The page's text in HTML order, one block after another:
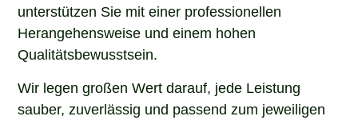
unterstützen Sie mit einer professionellen
Herangehensweise und einem hohen
Qualitätsbewusstsein.
Wir legen großen Wert darauf, jede Leistung
sauber, zuverlässig und passend zum jeweiligen